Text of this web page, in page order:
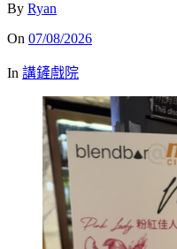
By Ryan
On 07/08/2026
In 講鏟戲院